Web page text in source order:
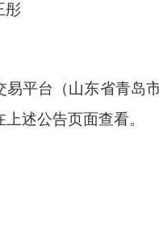
彤
平台（山东省青岛
述公告页面查看。